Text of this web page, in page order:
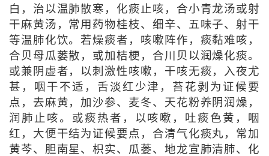
白，治以温肺散寒，化痰止咳，合小青龙汤或射
干麻黄汤，常用药物桂枝、细辛、五味子、射干
等温肺化饮。若燥痰者，咳嗽阵作，痰黏难咳，
合贝母瓜蒌散，或加桔梗，合川贝以润燥化痰。
或兼阴虚者，以刺激性咳嗽，干咳无痰，入夜尤
甚，咽干不适，舌淡红少津，苔花剥为证候要
点，去麻黄，加沙参、麦冬、天花粉养阴润燥，
润肺止咳。或痰热者，以咳嗽，吐痰色黄，咽
红，大便干结为证候要点，合清气化痰丸，常加
黄芩、胆南星、枳实、瓜蒌、地龙宣肺清肺、化